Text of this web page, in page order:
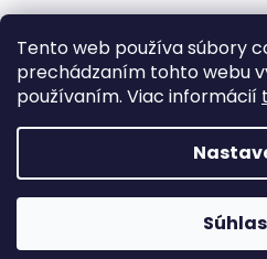
Tento web používa súbory
prechádzaním tohto webu
používaním. Viac informácií
Vytvoril
TRIVEO